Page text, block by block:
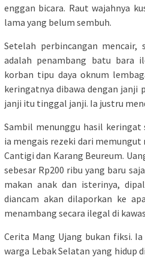
enggan bicara. Raut wajahnya
lama yang belum sembuh.
Setelah perbincangan mencair,
adalah penambang batu bara
korban tipu daya oknum
keringatnya dibawa dengan janji
janji itu tinggal janji. Ia justru
Sambil menunggu hasil keringat
ia mengais rezeki dari
Cantigi dan Karang Beureum.
sebesar Rp200 ribu yang baru
makan anak dan isterinya,
diancam akan dilaporkan ke
menambang secara ilegal di
Cerita Mang Ujang bukan fiksi.
warga Lebak Selatan yang hidup